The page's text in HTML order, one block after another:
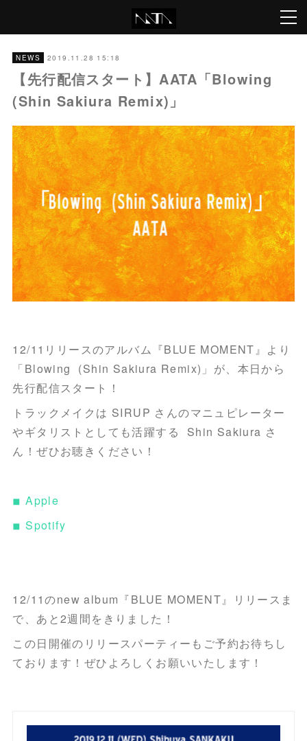
NEWS 2019.11.28 15:18
【先行配信スタート】AATA「Blowing
(Shin Sakiura Remix)」
12/11リリースのアルバム『BLUE MOMENT』より
「Blowing (Shin Sakiura Remix)」が、本日から
先行配信スタート！
トラックメイクは SIRUP さんのマニュピレーター
やギタリストとしても活躍する Shin Sakiura さ
ん！ぜひお聴きください！
◾︎ Apple
◾︎ Spotify
12/11のnew album『BLUE MOMENT』リリースま
で、あと2週間をきりました！
この日開催のリリースパーティーもご予約お待ちし
ております！ぜひよろしくお願いいたします！